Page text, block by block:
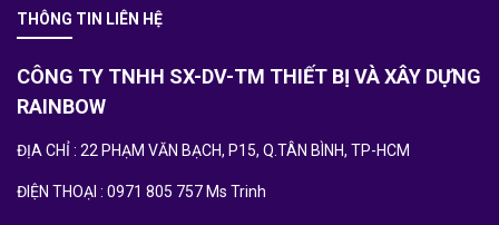
THÔNG TIN LIÊN HỆ
CÔNG TY TNHH SX-DV-TM THIẾT BỊ VÀ XÂY DỰNG
RAINBOW
ĐỊA CHỈ : 22 PHẠM VĂN BẠCH, P15, Q.TÂN BÌNH, TP-HCM
ĐIỆN THOẠI : 0971 805 757 Ms Trinh